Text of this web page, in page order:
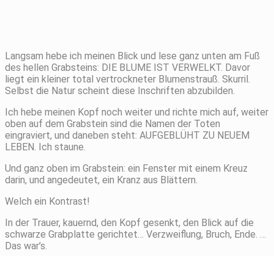
Langsam hebe ich meinen Blick und lese ganz unten am Fuß
des hellen Grabsteins: DIE BLUME IST VERWELKT. Davor
liegt ein kleiner total vertrockneter Blumenstrauß. Skurril.
Selbst die Natur scheint diese Inschriften abzubilden.
Ich hebe meinen Kopf noch weiter und richte mich auf, weiter
oben auf dem Grabstein sind die Namen der Toten
eingraviert, und daneben steht: AUFGEBLÜHT ZU NEUEM
LEBEN. Ich staune.
Und ganz oben im Grabstein: ein Fenster mit einem Kreuz
darin, und angedeutet, ein Kranz aus Blättern.
Welch ein Kontrast!
In der Trauer, kauernd, den Kopf gesenkt, den Blick auf die
schwarze Grabplatte gerichtet… Verzweiflung, Bruch, Ende. …
Das war’s.